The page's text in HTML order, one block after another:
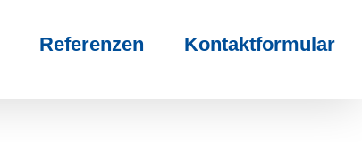
Referenzen Kontaktformular